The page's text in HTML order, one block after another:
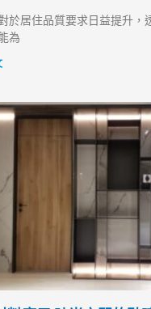
於居住品質要求日益提升，
為